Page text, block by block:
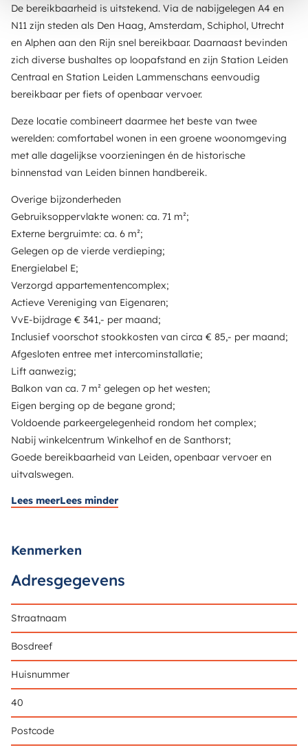
De bereikbaarheid is uitstekend. Via de nabijgelegen A4 en
N11 zijn steden als Den Haag, Amsterdam, Schiphol, Utrecht
en Alphen aan den Rijn snel bereikbaar. Daarnaast bevinden
zich diverse bushaltes op loopafstand en zijn Station Leiden
Centraal en Station Leiden Lammenschans eenvoudig
bereikbaar per fiets of openbaar vervoer.
Deze locatie combineert daarmee het beste van twee
werelden: comfortabel wonen in een groene woonomgeving
met alle dagelijkse voorzieningen én de historische
binnenstad van Leiden binnen handbereik.
Overige bijzonderheden
Gebruiksoppervlakte wonen: ca. 71 m²;
Externe bergruimte: ca. 6 m²;
Gelegen op de vierde verdieping;
Energielabel E;
Verzorgd appartementencomplex;
Actieve Vereniging van Eigenaren;
VvE-bijdrage € 341,- per maand;
Inclusief voorschot stookkosten van circa € 85,- per maand;
Afgesloten entree met intercominstallatie;
Lift aanwezig;
Balkon van ca. 7 m² gelegen op het westen;
Eigen berging op de begane grond;
Voldoende parkeergelegenheid rondom het complex;
Nabij winkelcentrum Winkelhof en de Santhorst;
Goede bereikbaarheid van Leiden, openbaar vervoer en
uitvalswegen.
Lees meerLees minder
Kenmerken
Adresgegevens
Straatnaam
Bosdreef
Huisnummer
40
Postcode